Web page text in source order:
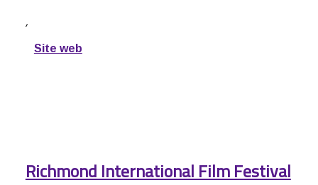
,
Site web
Richmond International Film Festival